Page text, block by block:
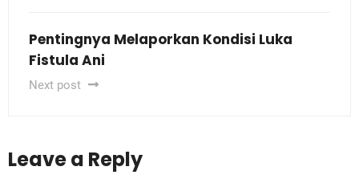
Pentingnya Melaporkan Kondisi Luka
Fistula Ani
Next post
Leave a Reply